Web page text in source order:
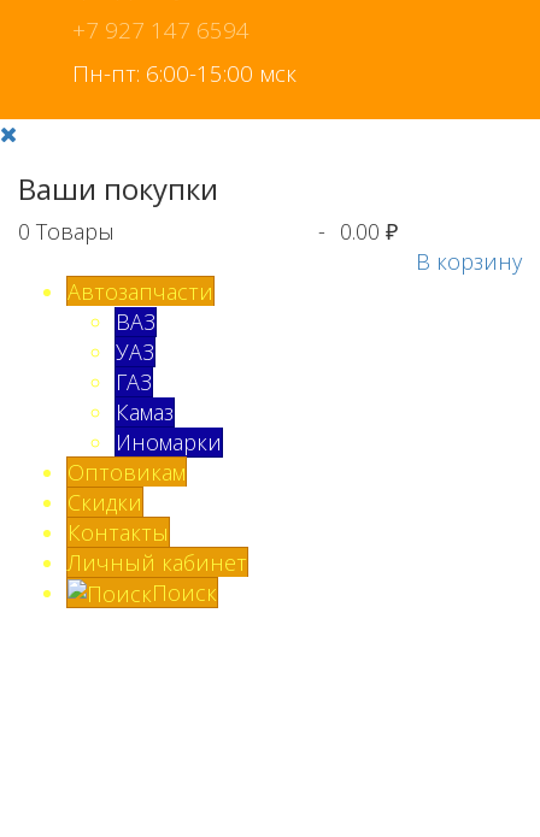
+7 927 147 6594
Пн-пт: 6:00-15:00 мск
Ваши покупки
0 Товары - 0.00 ₽
В корзину
Автозапчасти
ВАЗ
УАЗ
ГАЗ
Камаз
Иномарки
Оптовикам
Скидки
Контакты
Личный кабинет
Поиск